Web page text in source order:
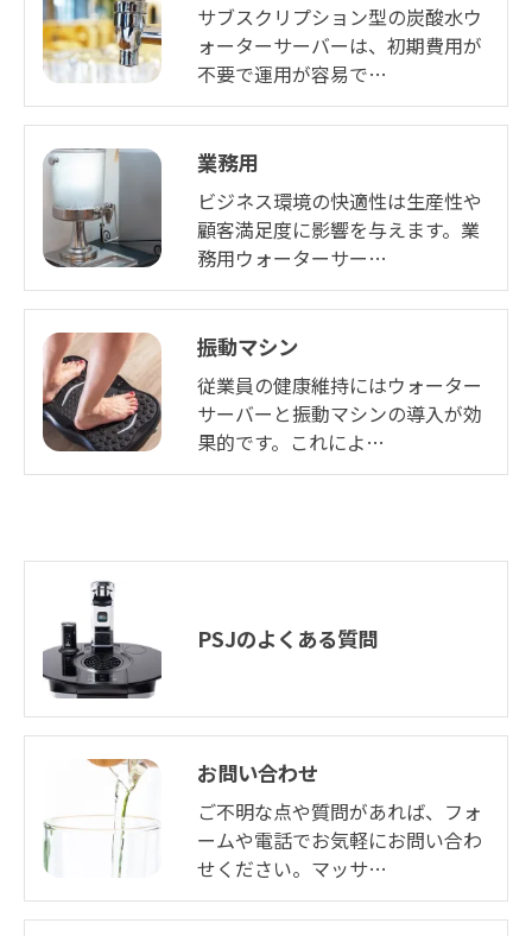
サブスクリプション型の炭酸水ウ
ォーターサーバーは、初期費用が
不要で運用が容易で…
業務用
ビジネス環境の快適性は生産性や
顧客満足度に影響を与えます。業
務用ウォーターサー…
振動マシン
従業員の健康維持にはウォーター
サーバーと振動マシンの導入が効
果的です。これによ…
PSJのよくある質問
お問い合わせ
ご不明な点や質問があれば、フォ
ームや電話でお気軽にお問い合わ
せください。マッサ…